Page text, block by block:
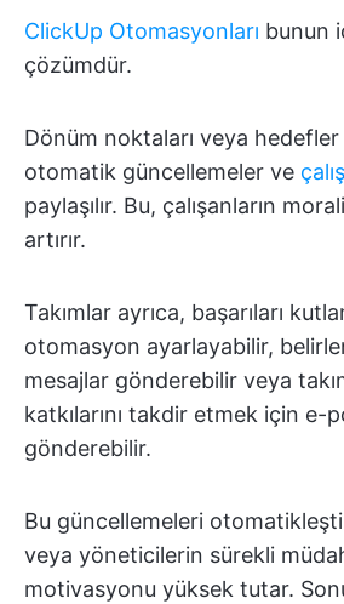
ClickUp Otomasyonları bunun
çözümdür.
Dönüm noktaları veya hedefler
otomatik güncellemeler ve
paylaşılır. Bu, çalışanların
artırır.
Takımlar ayrıca, başarıları
otomasyon ayarlayabilir,
mesajlar gönderebilir veya
katkılarını takdir etmek için e-
gönderebilir.
Bu güncellemeleri
veya yöneticilerin sürekli
motivasyonu yüksek tutar.